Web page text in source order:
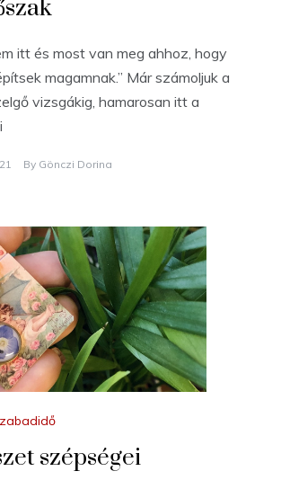
itt és most van meg ahhoz, hogy
magamnak.” Már számoljuk a
vizsgákig, hamarosan itt a
By Gönczi Dorina
szépségei